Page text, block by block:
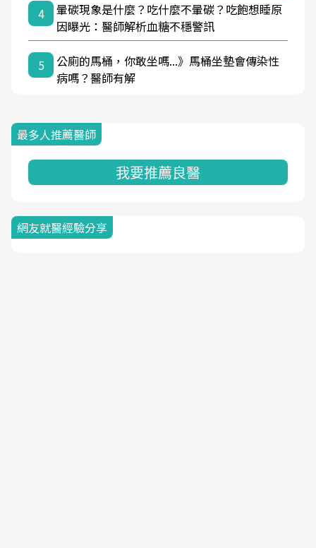
4
暈碳現象是什麼？吃什麼不暈碳？吃飽想睡原
因曝光：醫師解析血糖不穩警訊
5
公廁的馬桶，你敢坐嗎...》馬桶坐墊會傳染性
病嗎？醫師有解
最多人推薦醫師
我要推薦良醫
網友就醫經驗分享